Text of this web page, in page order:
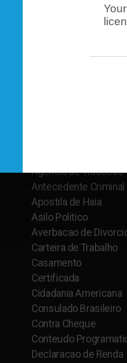
em Ladson,
Agencia de Traducao
Antecedente Criminal
Apostila de Haia
Asilo Politico
Averbacao de
Carteira de Trabalho
Casamento
Certificada
Cidadania Americana
Consulado Brasileiro
Contra Cheque
Conteudo
Declaracao de Renda